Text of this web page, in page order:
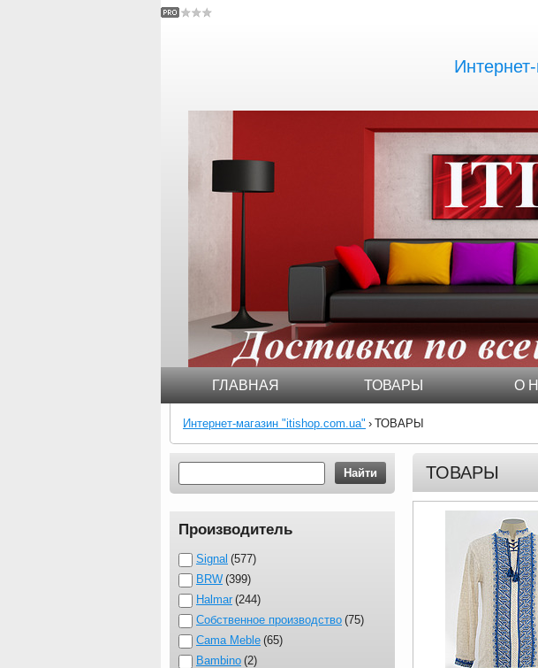
ГЛАВНАЯ ТОВАРЫ О
Интернет-магазин "itishop.com.ua" › ТОВАРЫ
Найти
Производитель
Signal 577
BRW 399
Halmar 244
Собственное производство 75
Cama Meble 65
Bambino 2
ТОВАРЫ